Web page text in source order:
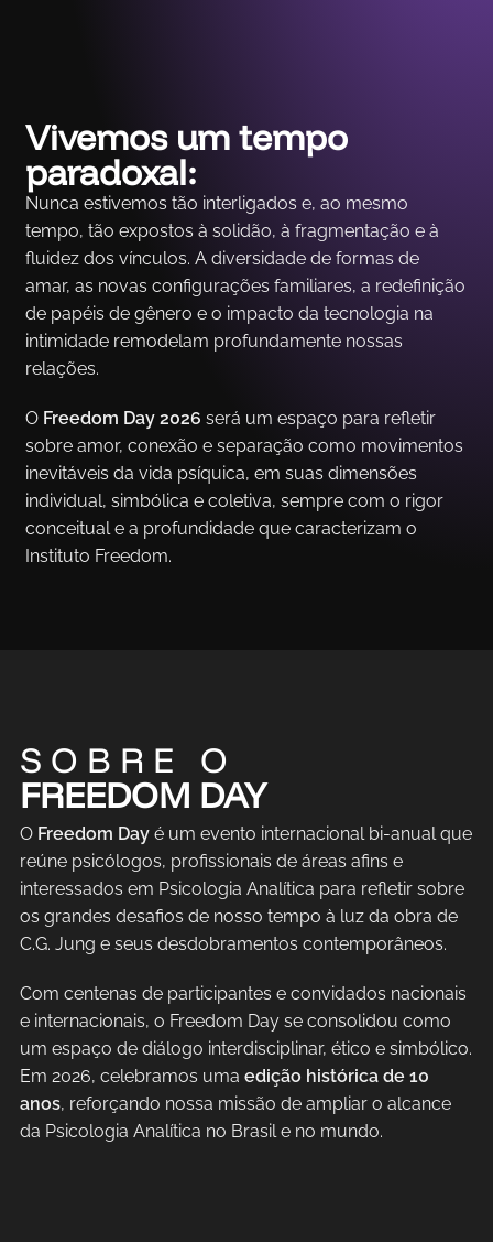
Vivemos um tempo
paradoxal:
Nunca estivemos tão interligados e, ao mesmo
tempo, tão expostos à solidão, à fragmentação e à
fluidez dos vínculos. A diversidade de formas de
amar, as novas configurações familiares, a redefinição
de papéis de gênero e o impacto da tecnologia na
intimidade remodelam profundamente nossas
relações.
O Freedom Day 2026 será um espaço para refletir
sobre amor, conexão e separação como movimentos
inevitáveis da vida psíquica, em suas dimensões
individual, simbólica e coletiva, sempre com o rigor
conceitual e a profundidade que caracterizam o
Instituto Freedom.
SOBRE O
FREEDOM DAY
O Freedom Dayé um evento internacional bi-anual que
reúne psicólogos, profissionais de áreas afins e
interessados em Psicologia Analítica para refletir sobre
os grandes desafios de nosso tempo à luz da obra de
C.G. Jung e seus desdobramentos contemporâneos.
Com centenas de participantes e convidados nacionais
e internacionais, o Freedom Day se consolidou como
um espaço de diálogo interdisciplinar, ético e simbólico.
Em 2026, celebramos uma edição histórica de 10
anos, reforçando nossa missão de ampliar o alcance
da Psicologia Analítica no Brasil e no mundo.